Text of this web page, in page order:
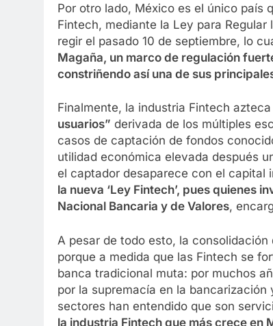
Por otro lado, México es el único país
Fintech, mediante la Ley para
regir el pasado 10 de septiembre, lo
Magaña, un marco de regulación
constriñendo así una de sus
Finalmente, la industria Fintech azteca
usuarios” derivada de los múltiples
casos de captación de fondos
utilidad económica elevada después
el captador desaparece con el capital
la nueva ‘Ley Fintech’, pues quienes
Nacional Bancaria y de Valores,
A pesar de todo esto, la
porque a medida que las Fintech se
banca tradicional muta: por muchos
por la supremacía en la
sectores han entendido que son
la industria Fintech que más crece en